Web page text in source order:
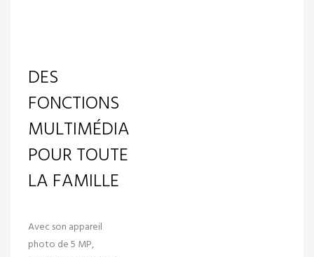
DES
FONCTIONS
MULTIMÉDIA
POUR TOUTE
LA FAMILLE
Avec son appareil
photo de 5 MP,